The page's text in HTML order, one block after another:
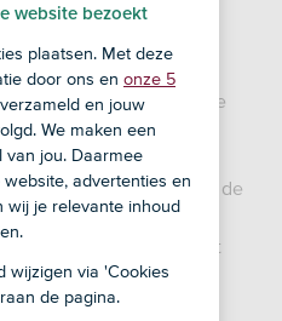
Sparen.
€ 1.500 of meer op je
een andere bank.
maanden staan.
van ons: voor jezelf of de
je € 1.500 of meer hebt
dan ASN Bank (ASN
ASN Bank voorheen
website bezoekt
plaatsen. Met deze
door ons en onze 5
en jouw
We maken een
van jou. Daarmee
advertenties en
wij je relevante inhoud
wijzigen via 'Cookies
de pagina.